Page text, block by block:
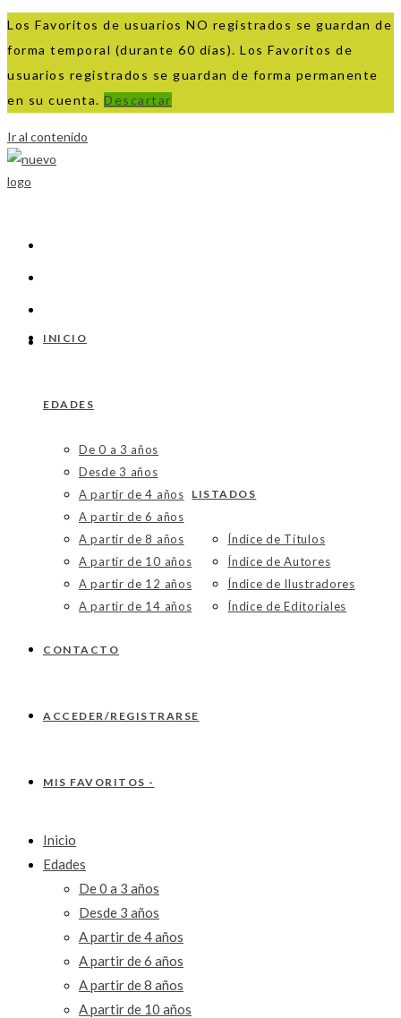
Los Favoritos de usuarios NO registrados se guardan de
forma temporal (durante 60 días). Los Favoritos de
usuarios registrados se guardan de forma permanente
en su cuenta. Descartar
Ir al contenido
INICIO
EDADES
De 0 a 3 años
Desde 3 años
A partir de 4 años
A partir de 6 años
A partir de 8 años
A partir de 10 años
A partir de 12 años
A partir de 14 años
LISTADOS
Índice de Títulos
Índice de Autores
Índice de Ilustradores
Índice de Editoriales
CONTACTO
ACCEDER/REGISTRARSE
MIS FAVORITOS -
Inicio
Edades
De 0 a 3 años
Desde 3 años
A partir de 4 años
A partir de 6 años
A partir de 8 años
A partir de 10 años